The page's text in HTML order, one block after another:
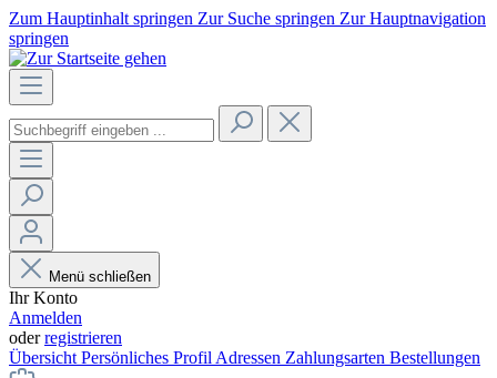
Zum Hauptinhalt springen Zur Suche springen Zur Hauptnavigation
springen
Menü schließen
Ihr Konto
Anmelden
oderregistrieren
Übersicht Persönliches Profil Adressen Zahlungsarten Bestellungen